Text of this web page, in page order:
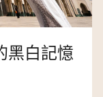
黑白記憶